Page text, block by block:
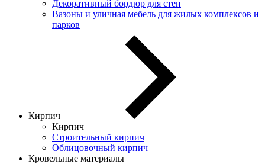
Декоративный бордюр для стен
Вазоны и уличная мебель для жилых комплексов и
парков
Кирпич
Кирпич
Строительный кирпич
Облицовочный кирпич
Кровельные материалы